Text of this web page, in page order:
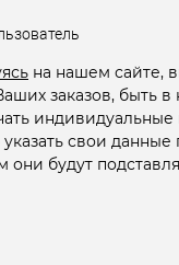
на нашем сайте,
заказов, быть
свои
будут